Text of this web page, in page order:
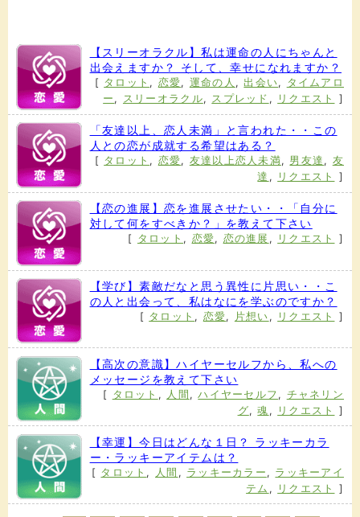
【スリーオラクル】私は運命の人にちゃんと
出会えますか？ そして、幸せになれますか？
[ タロット , 恋愛, 運命の人 ,出会い, タイムアロ
ー , スリーオラクル, スプレッド , リクエスト ]
「友達以上、恋人未満」と言われた・・この
人との恋が成就する希望はある？
[ タロット , 恋愛, 友達以上恋人未満, 男友達 , 友
達 , リクエスト ]
【恋の進展】恋を進展させたい・・「自分に
対して何をすべきか？」を教えて下さい
[ タロット , 恋愛, 恋の進展 , リクエスト ]
【学び】素敵だなと思う異性に片思い・・こ
の人と出会って、私はなにを学ぶのですか？
[ タロット , 恋愛, 片想い , リクエスト ]
【高次の意識】ハイヤーセルフから、私への
メッセージを教えて下さい
[ タロット , 人間 ,ハイヤーセルフ , チャネリン
グ,魂 , リクエスト ]
【幸運】今日はどんな１日？ ラッキーカラ
ー・ラッキーアイテムは？
[ タロット , 人間 , ラッキーカラー , ラッキーアイ
テム , リクエスト ]